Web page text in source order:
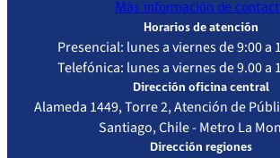
Más información de
Horarios de atención
Presencial: lunes a viernes de 9:00 a
Telefónica: lunes a viernes de 9.00 a
Dirección oficina central
Alameda 1449, Torre 2, Atención de
Santiago, Chile - Metro La
Dirección regiones